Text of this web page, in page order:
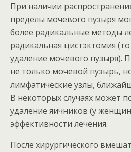
При наличии
пределы мочевого пузыря
более радикальные методы
радикальная цистэктомия
удаление мочевого пузыря).
не только мочевой пузырь,
лимфатические узлы,
В некоторых случаях может
удаление яичников (у
эффективности лечения.
После хирургического